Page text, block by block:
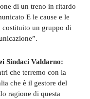
di un treno in ritardo
E le cause e le
costituito un gruppo di
Sindaci Valdarno:
che terremo con la
che è il gestore del
ragione di questa